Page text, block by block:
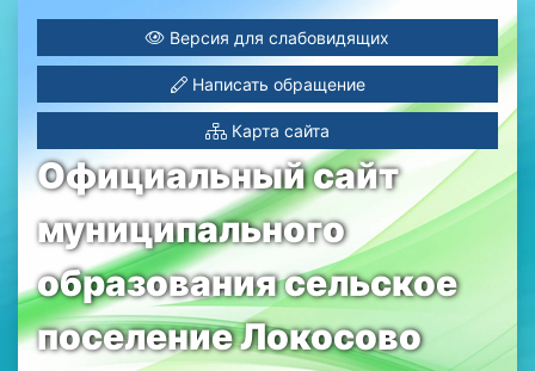
Официальный сайт
муниципального
образования сельское
поселение Локосово
Версия для слабовидящих
Написать обращение
Карта сайта